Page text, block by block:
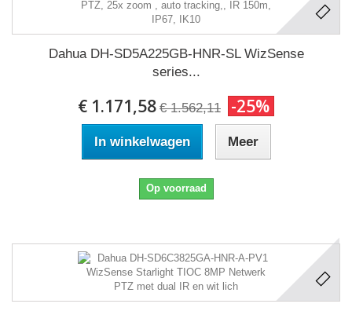
Dahua DH-SD5A225GB-HNR-SL WizSense
series...
€ 1.171,58 € 1.562,11 -25%
In winkelwagen Meer
Op voorraad